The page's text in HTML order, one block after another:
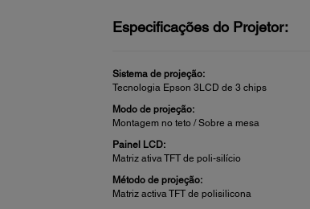
Especificações do Projetor:
Sistema de projeção:
Tecnologia Epson 3LCD de 3 chips
Modo de projeção:
Montagem no teto / Sobre a mesa
Painel LCD:
Matriz ativa TFT de poli-silício
Método de projeção:
Matriz activa TFT de polisilicona